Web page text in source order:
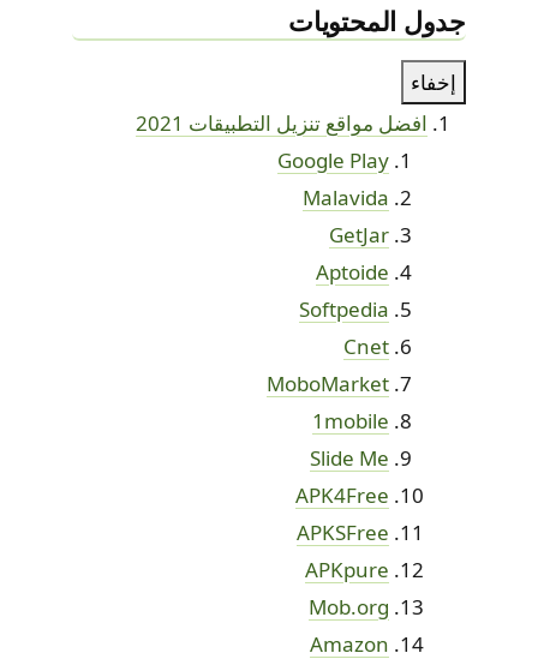
جدول المحتويات
إخفاء
افضل مواقع تنزيل التطبيقات 2021
Google Play
Malavida
GetJar
Aptoide
Softpedia
Cnet
MoboMarket
1mobile
Slide Me
APK4Free
APKSFree
APKpure
Mob.org
Amazon